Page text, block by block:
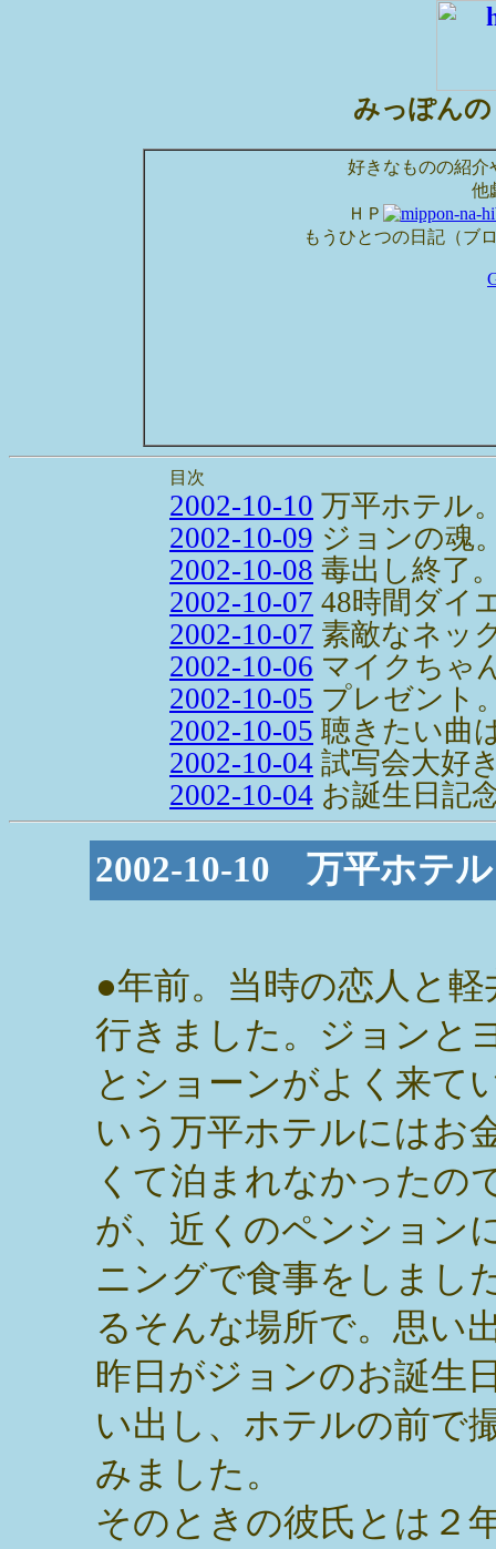
みっぽん
好きなものの紹介
他
ＨＰ
もうひとつの日記（ブ
目次
2002-10-10 万平ホテル
2002-10-09 ジョンの魂
2002-10-08 毒出し終了
2002-10-07 48時間ダイ
2002-10-07 素敵なネッ
2002-10-06 マイクちゃ
2002-10-05 プレゼント
2002-10-05 聴きたい曲
2002-10-04 試写会大好
2002-10-04 お誕生日記
2002-10-10 万平ホテ
●年前。当時の恋人と軽
行きました。ジョンと
とショーンがよく来て
いう万平ホテルにはお
くて泊まれなかったの
が、近くのペンション
ニングで食事をしまし
るそんな場所で。思い
昨日がジョンのお誕生
い出し、ホテルの前で
みました。
そのときの彼氏とは２